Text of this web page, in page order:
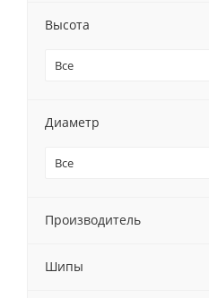
Высота
Все
Диаметр
Все
Производитель
Шипы